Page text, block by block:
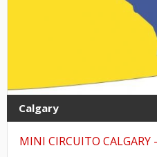
Calgary
MINI CIRCUITO CALGARY